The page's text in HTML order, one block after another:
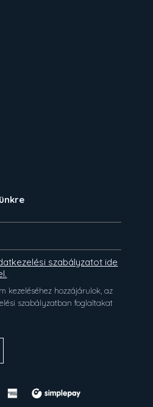
szabályzatot ide
kezeléséhez hozzájárulok, az
foglaltakat